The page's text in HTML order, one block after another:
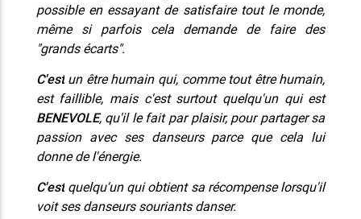
possible en essayant de satisfaire tout le monde,
même si parfois cela demande de faire des
"grands écarts".
C'estun être humain qui, comme tout être humain,
est faillible, mais c'est surtout quelqu'un qui est
BENEVOLE, qu'il le fait par plaisir, pour partager sa
passion avec ses danseurs parce que cela lui
donne de l'énergie.
C'estquelqu'un qui obtient sa récompense lorsqu'il
voit ses danseurs souriants danser.